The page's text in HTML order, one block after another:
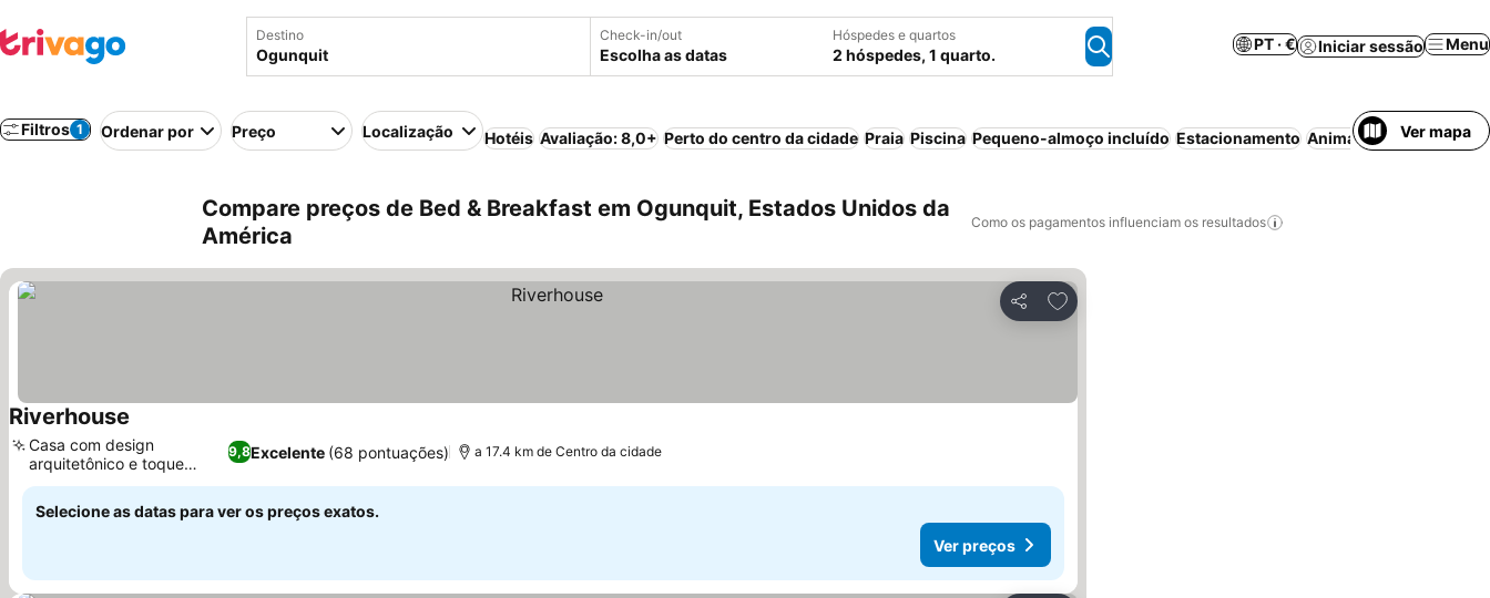
Destino Check-in/out
Escolha as datas
Hóspedes e quartos
2 hóspedes, 1 quarto.
PT · € Iniciar sessão Menu
Filtros 1 Ordenar por Preço Localização Hotéis Avaliação: 8,0+ Perto do centro da cidade Praia Piscina Pequeno-almoço incluído Estacionamento Animais permitidos
Ver mapa
Compare preços de Bed & Breakfast em Ogunquit, Estados Unidos da
América
Como os pagamentos influenciam os resultados
Partilhar
Adicionar aos favoritos
Riverhouse
9,8Excelente (68 pontuações)
Casa com design
arquitetônico e toque
moderno
a 17.4 km de Centro da cidade
Selecione as datas para ver os preços exatos.
Ver preços